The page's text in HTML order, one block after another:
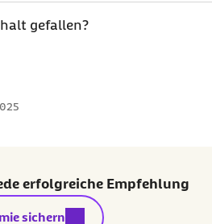
gefallen?
4 Sterne5 Sterne
erfolgreiche Empfehlung
Link:
sichern